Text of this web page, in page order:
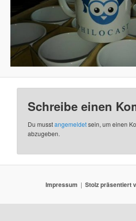
Schreibe einen
Du musstangemeldetsein, um einen
abzugeben.
Impressum Stolz präsentiert